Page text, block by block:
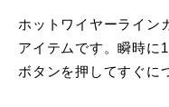
ホットワイヤーライン
アイテムです。瞬時に
ボタンを押してすぐに